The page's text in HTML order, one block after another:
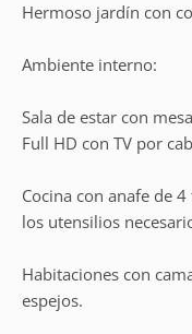
Hermoso jardín con
Ambiente interno:
Sala de estar con
Full HD con TV por
Cocina con anafe de
los utensilios
Habitaciones con
espejos.